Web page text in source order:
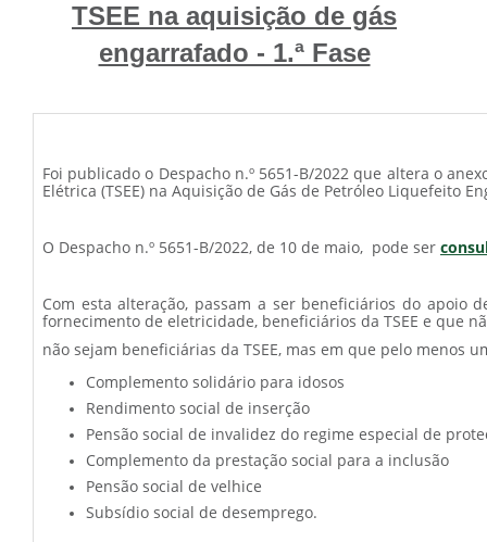
TSEE na aquisição de gás
engarrafado - 1.ª Fase
Foi publicado o Despacho n.º 5651-B/2022 que altera o
Elétrica (TSEE) na Aquisição de Gás de Petróleo Liquefeito
O Despacho n.º 5651-B/2022, de 10 de maio, pode ser
Com esta alteração, passam a ser beneficiários do apoio
fornecimento de eletricidade, beneficiários da TSEE e que
não sejam beneficiárias da TSEE, mas em que pelo menos
Complemento solidário para idosos
Rendimento social de inserção
Pensão social de invalidez do regime especial de
Complemento da prestação social para a inclusão
Pensão social de velhice
Subsídio social de desemprego.